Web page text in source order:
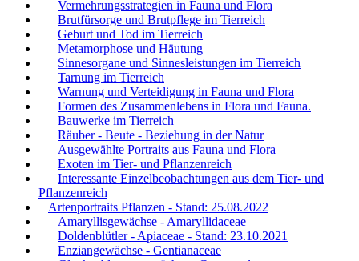
Vermehrungsstrategien in Fauna und Flora
Brutfürsorge und Brutpflege im Tierreich
Geburt und Tod im Tierreich
Metamorphose und Häutung
Sinnesorgane und Sinnesleistungen im Tierreich
Tarnung im Tierreich
Warnung und Verteidigung in Fauna und Flora
Formen des Zusammenlebens in Flora und Fauna.
Bauwerke im Tierreich
Räuber - Beute - Beziehung in der Natur
Ausgewählte Portraits aus Fauna und Flora
Exoten im Tier- und Pflanzenreich
Interessante Einzelbeobachtungen aus dem Tier- und
Pflanzenreich
Artenportraits Pflanzen - Stand: 25.08.2022
Amaryllisgewächse - Amaryllidaceae
Doldenblütler - Apiaceae - Stand: 23.10.2021
Enziangewächse - Gentianaceae